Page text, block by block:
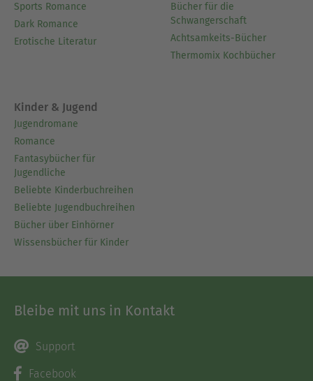
Sports Romance
Dark Romance
Erotische Literatur
Bücher für die
Schwangerschaft
Achtsamkeits-Bücher
Thermomix Kochbücher
Kinder & Jugend
Jugendromane
Romance
Fantasybücher für
Jugendliche
Beliebte Kinderbuchreihen
Beliebte Jugendbuchreihen
Bücher über Einhörner
Wissensbücher für Kinder
Bleibe mit uns in Kontakt
Support
Facebook